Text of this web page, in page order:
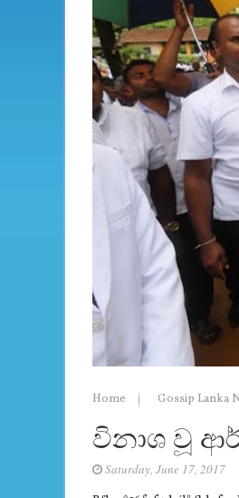
Home Gossip Lanka
විනාශ වූ
Saturday, June 17, 2017